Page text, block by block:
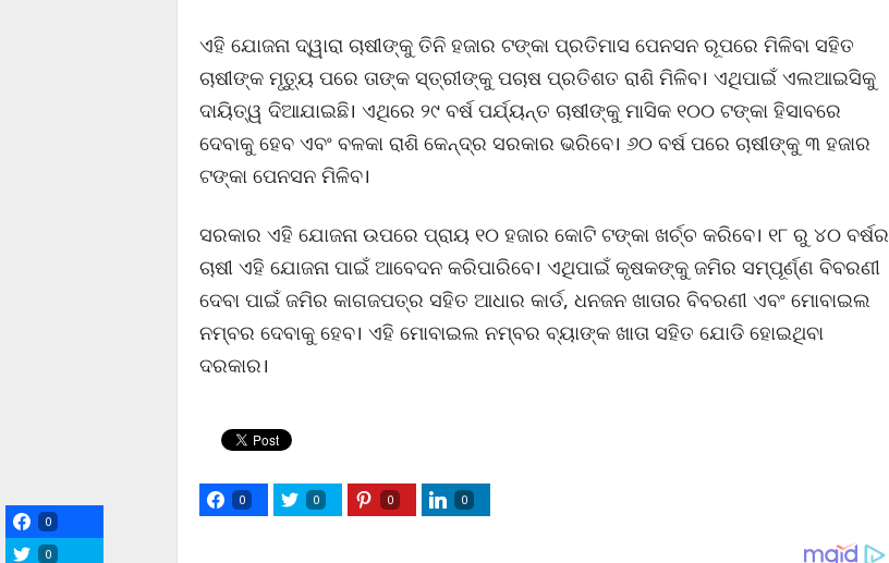
ଏହି ଯୋଜନା ଦ୍ୱାରା ଚାଷୀଙ୍କୁ ତିନି ହଜାର ଟଙ୍କା ପ୍ରତିମାସ ପେନସନ ରୂପରେ ମିଳିବା ସହିତ
ଚାଷୀଙ୍କ ମୃତ୍ୟୁ ପରେ ତାଙ୍କ ସ୍ତ୍ରୀଙ୍କୁ ପଚାଷ ପ୍ରତିଶତ ରାଶି ମିଳିବ। ଏଥିପାଇଁ ଏଲଆଇସିକୁ
ଦାୟିତ୍ୱ ଦିଆଯାଇଛି। ଏଥିରେ ୨୯ ବର୍ଷ ପର୍ଯ୍ୟନ୍ତ ଚାଷୀଙ୍କୁ ମାସିକ ୧୦୦ ଟଙ୍କା ହିସାବରେ
ଦେବାକୁ ହେବ ଏବଂ ବଳକା ରାଶି କେନ୍ଦ୍ର ସରକାର ଭରିବେ। ୬୦ ବର୍ଷ ପରେ ଚାଷୀଙ୍କୁ ୩ ହଜାର
ଟଙ୍କା ପେନସନ ମିଳିବ।
ସରକାର ଏହି ଯୋଜନା ଉପରେ ପ୍ରାୟ ୧୦ ହଜାର କୋଟି ଟଙ୍କା ଖର୍ଚ୍ଚ କରିବେ। ୧୮ ରୁ ୪୦ ବର୍ଷର
ଚାଷୀ ଏହି ଯୋଜନା ପାଇଁ ଆବେଦନ କରିପାରିବେ। ଏଥିପାଇଁ କୃଷକଙ୍କୁ ଜମିର ସମ୍ପୂର୍ଣ୍ଣ ବିବରଣୀ
ଦେବା ପାଇଁ ଜମିର କାଗଜପତ୍ର ସହିତ ଆଧାର କାର୍ଡ, ଧନଜନ ଖାତାର ବିବରଣୀ ଏବଂ ମୋବାଇଲ
ନମ୍ବର ଦେବାକୁ ହେବ। ଏହି ମୋବାଇଲ ନମ୍ବର ବ୍ୟାଙ୍କ ଖାତା ସହିତ ଯୋଡି ହୋଇଥିବା
ଦରକାର।
0 0 0 0
0
0